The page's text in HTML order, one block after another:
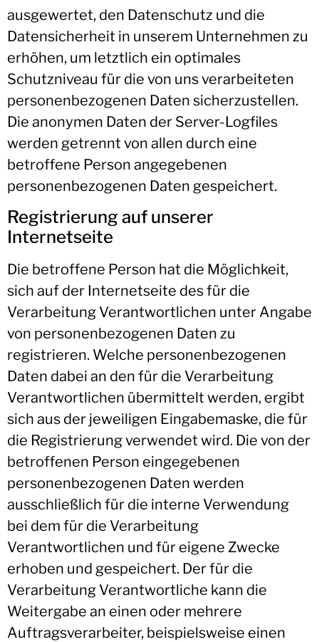
ausgewertet, den Datenschutz und die
Datensicherheit in unserem Unternehmen zu
erhöhen, um letztlich ein optimales
Schutzniveau für die von uns verarbeiteten
personenbezogenen Daten sicherzustellen.
Die anonymen Daten der Server-Logfiles
werden getrennt von allen durch eine
betroffene Person angegebenen
personenbezogenen Daten gespeichert.
Registrierung auf unserer
Internetseite
Die betroffene Person hat die Möglichkeit,
sich auf der Internetseite des für die
Verarbeitung Verantwortlichen unter Angabe
von personenbezogenen Daten zu
registrieren. Welche personenbezogenen
Daten dabei an den für die Verarbeitung
Verantwortlichen übermittelt werden, ergibt
sich aus der jeweiligen Eingabemaske, die für
die Registrierung verwendet wird. Die von der
betroffenen Person eingegebenen
personenbezogenen Daten werden
ausschließlich für die interne Verwendung
bei dem für die Verarbeitung
Verantwortlichen und für eigene Zwecke
erhoben und gespeichert. Der für die
Verarbeitung Verantwortliche kann die
Weitergabe an einen oder mehrere
Auftragsverarbeiter, beispielsweise einen